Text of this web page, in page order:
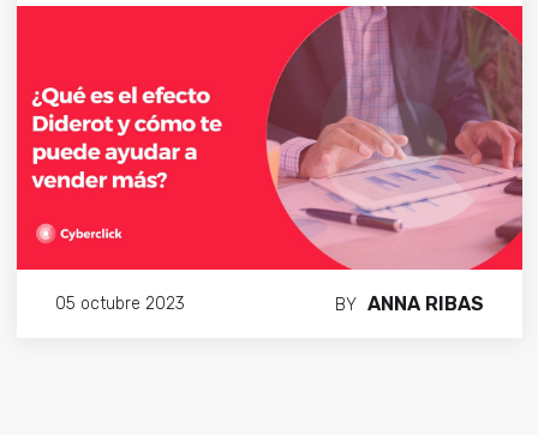
05 octubre 2023 BY ANNA RIBAS